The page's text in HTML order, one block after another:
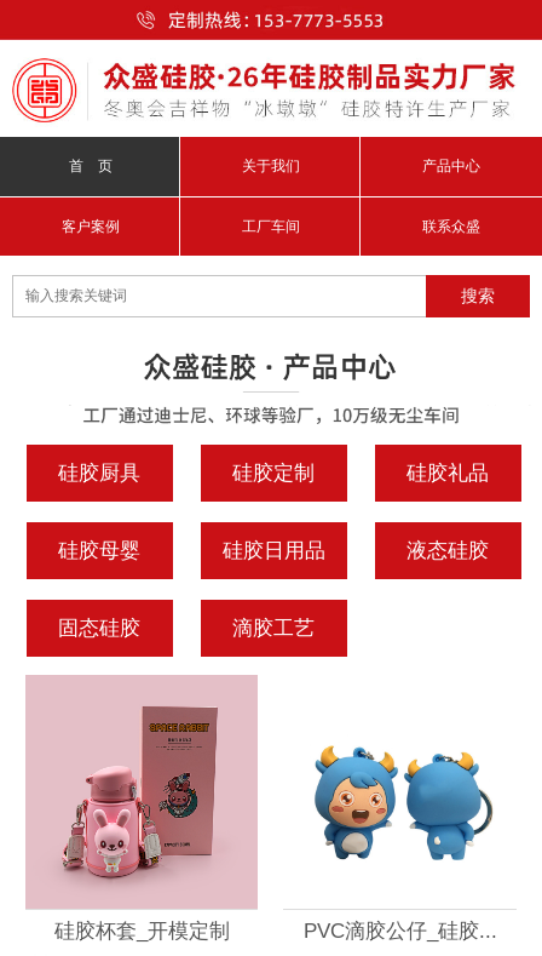
首 页 关于我们 产品中心
客户案例 工厂车间 联系众盛
硅胶厨具 硅胶定制 硅胶礼品
硅胶母婴 硅胶日用品 液态硅胶
固态硅胶 滴胶工艺
硅胶杯套_开模定制 PVC滴胶公仔_硅胶...